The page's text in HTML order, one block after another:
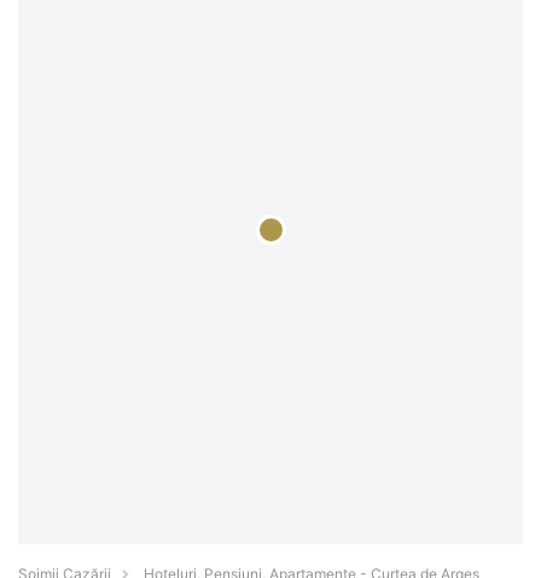
Șoimii Cazării
Hoteluri, Pensiuni, Apartamente - Curtea de Argeş